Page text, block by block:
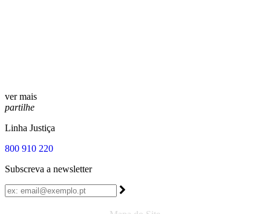
ver mais
partilhe
Linha Justiça
800 910 220
Subscreva a newsletter